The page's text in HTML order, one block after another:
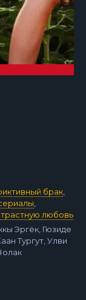
брак
любовь
Эргёк, Гюзиде
Тургут, Улви